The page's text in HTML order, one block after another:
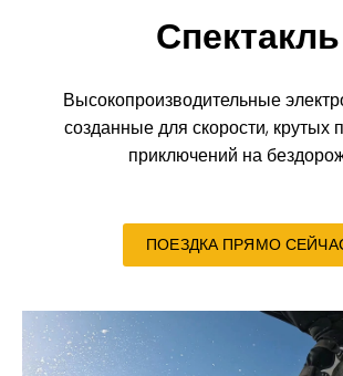
Спектакль
Высокопроизводительные
созданные для скорости, крутых
приключений на
ПОЕЗДКА ПРЯМО